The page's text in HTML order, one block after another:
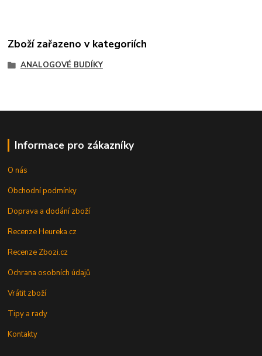
Zboží zařazeno v kategoriích
ANALOGOVÉ BUDÍKY
Informace pro zákazníky
O nás
Obchodní podmínky
Doprava a dodání zboží
Recenze Heureka.cz
Recenze Zbozi.cz
Ochrana osobních údajů
Vrátit zboží
Tipy a rady
Kontakty